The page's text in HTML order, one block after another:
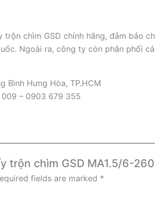
chìm GSD chính hãng, đảm bảo
Ngoài ra, công ty còn phân phối
Bình Hưng Hòa, TP.HCM
– 0903 679 355
trộn chìm GSD MA1.5/6-
fields are marked *